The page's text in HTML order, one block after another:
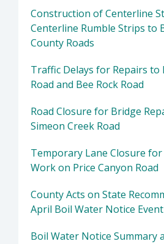
Construction of Centerline
Centerline Rumble Strips to
County Roads
Traffic Delays for Repairs to
Road and Bee Rock Road
Road Closure for Bridge
Simeon Creek Road
Temporary Lane Closure for
Work on Price Canyon Road
County Acts on State
April Boil Water Notice Event
Boil Water Notice Summary